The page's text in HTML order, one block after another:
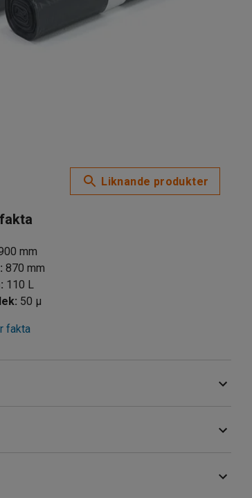
Liknande produkter
mm
: 870 mm
: 110 L
: 50 μ
fakta